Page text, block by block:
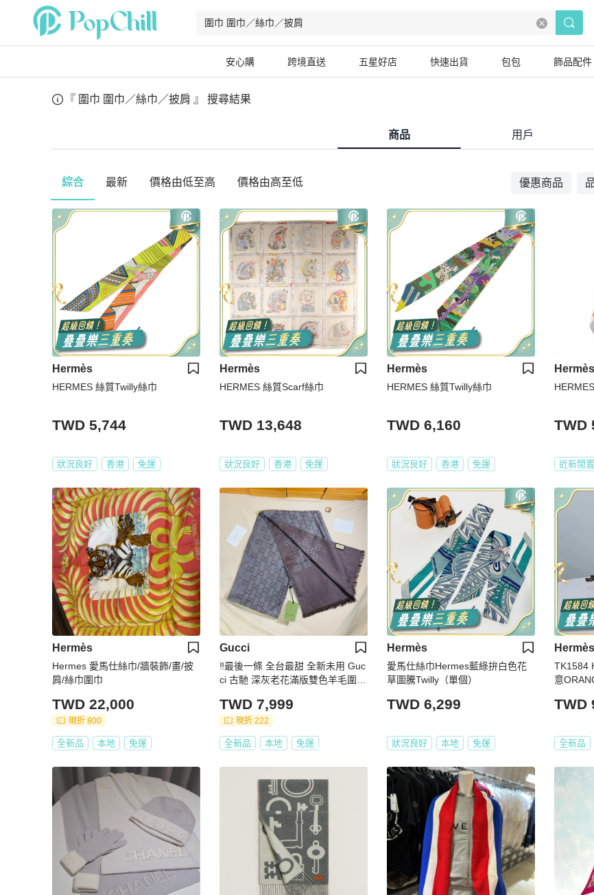
安心購 跨境直送 五星好店 快速出貨 包包 飾品配件
『 圍巾 圍巾／絲巾／披肩 』 搜尋結果
商品 用戶
綜合 最新 價格由低至高 價格由高至低 優惠商品
Hermès
HERMES 絲質Twilly絲巾
TWD 5,744
狀況良好 香港 免運
Hermès
HERMES 絲質Scarf絲巾
TWD 13,648
狀況良好 香港 免運
Hermès
HERMES 絲質Twilly絲巾
TWD 6,160
狀況良好 香港 免運
Hermès
TWD
近新閒
Hermès
Hermes 愛馬仕絲巾/牆裝飾/畫/披
肩/絲巾圍巾
TWD 22,000
現折 800
全新品 本地 免運
Gucci
‼️最後一條 全台最甜 全新未用 Guc
ci 古馳 深灰老花滿版雙色羊毛圍巾
TWD 7,999
現折 222
全新品 本地 免運
Hermès
愛馬仕絲巾Hermes藍綠拚白色花
草圖騰Twilly（單個）
TWD 6,299
狀況良好 本地 免運
Hermès
TK1584
意
TWD
全新品